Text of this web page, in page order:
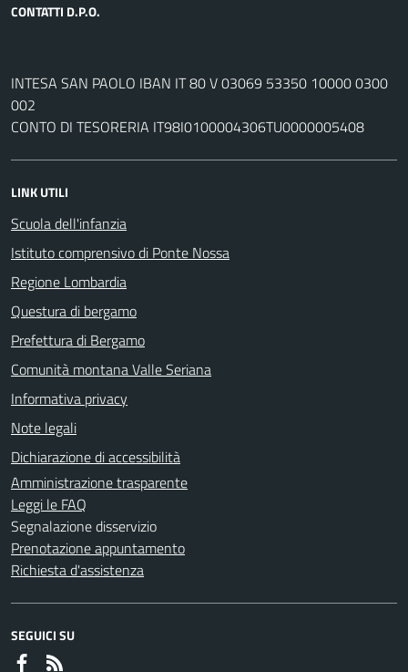
CONTATTI D.P.O.
INTESA SAN PAOLO IBAN IT 80 V 03069 53350 10000 0300
002
CONTO DI TESORERIA IT98I0100004306TU0000005408
LINK UTILI
Scuola dell'infanzia
Istituto comprensivo di Ponte Nossa
Regione Lombardia
Questura di bergamo
Prefettura di Bergamo
Comunità montana Valle Seriana
Informativa privacy
Note legali
Dichiarazione di accessibilità
Amministrazione trasparente
Leggi le FAQ
Segnalazione disservizio
Prenotazione appuntamento
Richiesta d'assistenza
SEGUICI SU